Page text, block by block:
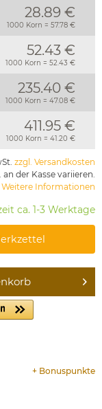
28.89 €
1000 Korn = 57.78 €
52.43 €
1000 Korn = 52.43 €
235.40 €
1000 Korn = 47.08 €
411.95 €
1000 Korn = 41.20 €
zzgl. Versandkosten
der Kasse variieren.
Weitere Informationen
ca. 1-3 Werktage
+ Bonuspunkte